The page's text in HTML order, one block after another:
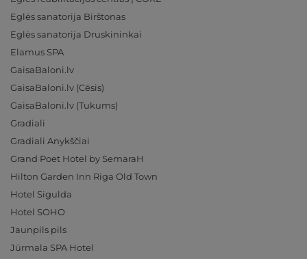
Eglės sanatorija Birštonas
Eglės sanatorija Druskininkai
Elamus SPA
GaisaBaloni.lv
GaisaBaloni.lv (Cēsis)
GaisaBaloni.lv (Tukums)
Gradiali
Gradiali Anykščiai
Grand Poet Hotel by SemaraH
Hilton Garden Inn Riga Old Town
Hotel Sigulda
Hotel SOHO
Jaunpils pils
Jūrmala SPA Hotel